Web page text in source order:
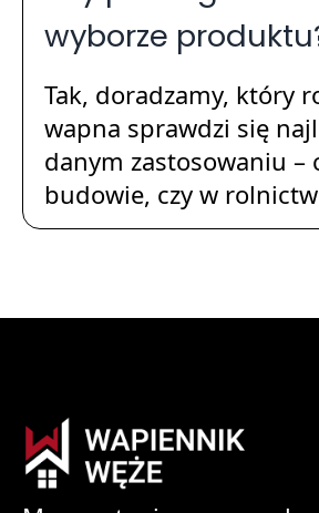
wyborze
Tak, doradzamy, który
wapna sprawdzi się
danym zastosowaniu –
budowie, czy w